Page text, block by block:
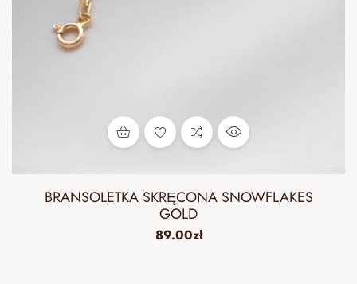
BRANSOLETKA SKRĘCONA SNOWFLAKES
GOLD
89.00zł